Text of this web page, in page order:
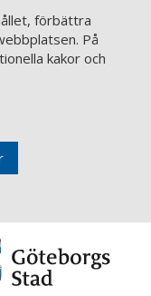
förbättra
På
kakor och